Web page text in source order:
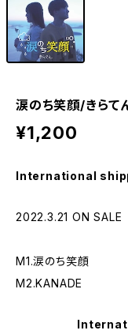
涙のち笑顔/きらて
¥1,200
International
2022.3.21 ON SALE
M1.涙のち笑顔
M2.KANADE